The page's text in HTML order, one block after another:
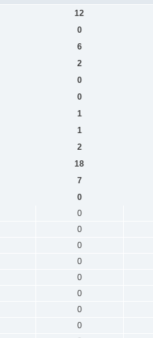
12
0
6
2
0
0
1
1
2
18
7
0
0
0
0
0
0
0
0
0